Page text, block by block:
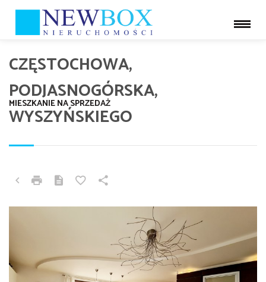
CZĘSTOCHOWA,
PODJASNOGÓRSKA,
WYSZYŃSKIEGO
MIESZKANIE NA SPRZEDAŻ